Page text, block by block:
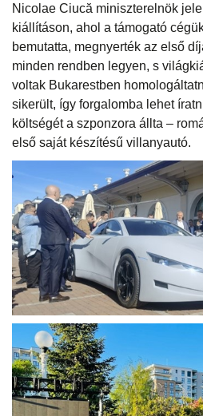
Nicolae Ciucă miniszterelnök
kiállításon, ahol a támogató
bemutatta, megnyerték az első
minden rendben legyen, s
voltak Bukarestben
sikerült, így forgalomba lehet
költségét a szponzora állta –
első saját készítésű villanyautó.